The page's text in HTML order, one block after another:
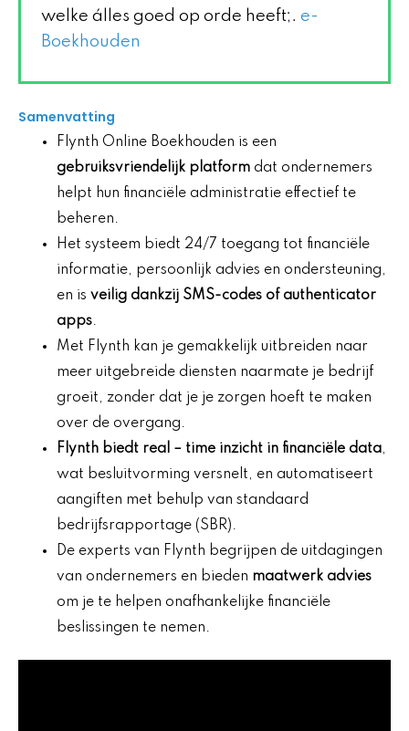
welke álles goed op orde heeft;. e-
Boekhouden
Samenvatting
Flynth Online Boekhouden is een
gebruiksvriendelijk platform dat ondernemers
helpt hun financiële administratie effectief te
beheren.
Het systeem biedt 24/7 toegang tot financiële
informatie, persoonlijk advies en ondersteuning,
en is veilig dankzij SMS-codes of authenticator
apps.
Met Flynth kan je gemakkelijk uitbreiden naar
meer uitgebreide diensten naarmate je bedrijf
groeit, zonder dat je je zorgen hoeft te maken
over de overgang.
Flynth biedt real – time inzicht in financiële data,
wat besluitvorming versnelt, en automatiseert
aangiften met behulp van standaard
bedrijfsrapportage (SBR).
De experts van Flynth begrijpen de uitdagingen
van ondernemers en bieden maatwerk advies
om je te helpen onafhankelijke financiële
beslissingen te nemen.